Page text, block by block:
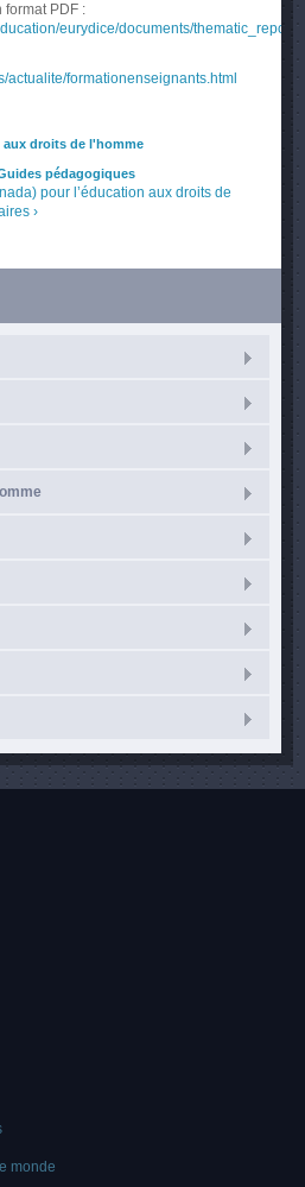
PDF :
eurydice/documents/
actualite/formationenseignants.html
aux droits de l'homme
pédagogiques
pour l’éducation aux droits de
›
monde